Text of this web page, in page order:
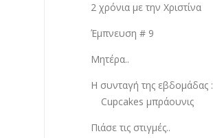
2 χρόνια με την Χριστίνα
Έμπνευση # 9
Μητέρα..
Η συνταγή της εβδομάδας :
Cupcakes μπράουνις
Πιάσε τις στιγμές..